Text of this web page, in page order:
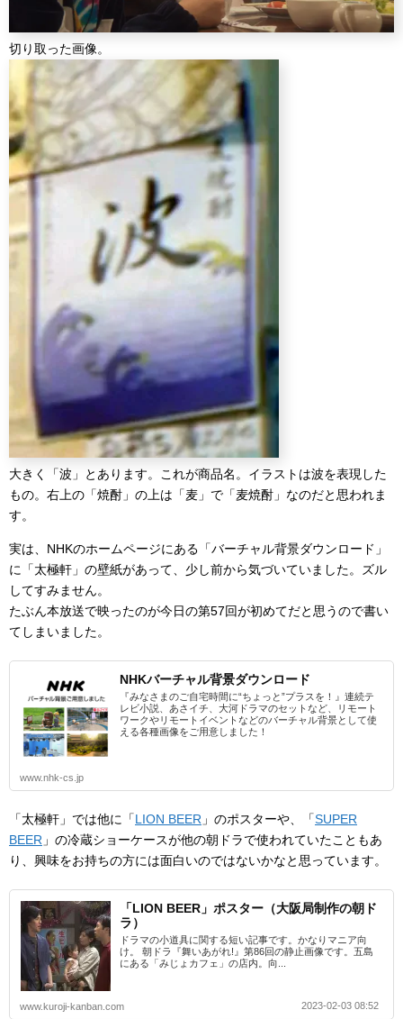
切り取った画像。
大きく「波」とあります。これが商品名。イラストは波を表現した
もの。右上の「焼酎」の上は「麦」で「麦焼酎」なのだと思われま
す。
実は、NHKのホームページにある「バーチャル背景ダウンロード」
に「太極軒」の壁紙があって、少し前から気づいていました。ズル
してすみません。
たぶん本放送で映ったのが今日の第57回が初めてだと思うので書い
てしまいました。
NHKバーチャル背景ダウンロード
『みなさまのご自宅時間に“ちょっと”プラスを！』連続テ
レビ小説、あさイチ、大河ドラマのセットなど、リモート
ワークやリモートイベントなどのバーチャル背景として使
える各種画像をご用意しました！
www.nhk-cs.jp
「太極軒」では他に「LION BEER 」のポスターや、「SUPER
BEER 」の冷蔵ショーケースが他の朝ドラで使われていたこともあ
り、興味をお持ちの方には面白いのではないかなと思っています。
「LION BEER」ポスター（大阪局制作の朝ド
ラ）
ドラマの小道具に関する短い記事です。かなりマニア向
け。 朝ドラ『舞いあがれ!』第86回の静止画像です。五島
にある「みじょカフェ」の店内。向...
www.kuroji-kanban.com 2023-02-03 08:52